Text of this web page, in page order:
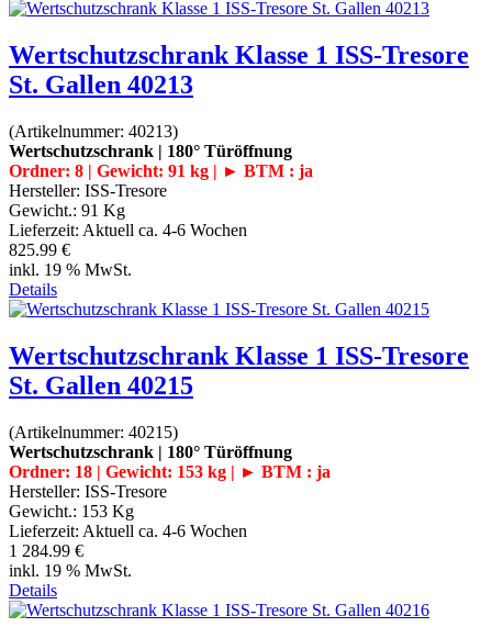
Wertschutzschrank Klasse 1 ISS-Tresore
St. Gallen 40213
(Artikelnummer: 40213)
Wertschutzschrank | 180° Türöffnung
Ordner: 8 | Gewicht: 91 kg | ► BTM : ja
Hersteller: ISS-Tresore
Gewicht.: 91 Kg
Lieferzeit: Aktuell ca. 4-6 Wochen
825.99 €
inkl. 19 % MwSt.
Details
Wertschutzschrank Klasse 1 ISS-Tresore
St. Gallen 40215
(Artikelnummer: 40215)
Wertschutzschrank | 180° Türöffnung
Ordner: 18 | Gewicht: 153 kg | ► BTM : ja
Hersteller: ISS-Tresore
Gewicht.: 153 Kg
Lieferzeit: Aktuell ca. 4-6 Wochen
1 284.99 €
inkl. 19 % MwSt.
Details